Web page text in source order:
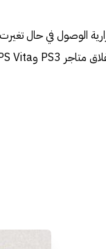
الوصول في حال تغيرت